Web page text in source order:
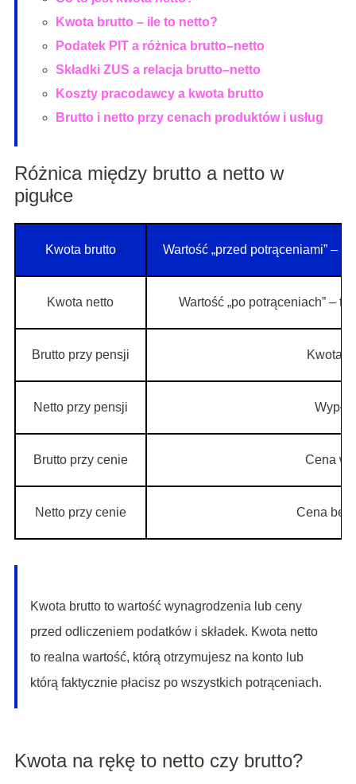
Kwota brutto – ile to netto?
Podatek PIT a różnica brutto–netto
Składki ZUS a relacja brutto–netto
Koszty pracodawcy a kwota brutto
Brutto i netto przy cenach produktów i usług
Różnica między brutto a netto w
pigułce
Kwota brutto Wartość „przed potrąceniami” –
Kwota netto Wartość „po potrąceniach” –
Brutto przy pensji Kwota z
Netto przy pensji
Brutto przy cenie Cena
Netto przy cenie Cena bez
Kwota brutto to wartość wynagrodzenia lub ceny
przed odliczeniem podatków i składek. Kwota netto
to realna wartość, którą otrzymujesz na konto lub
którą faktycznie płacisz po wszystkich potrąceniach.
Kwota na rękę to netto czy brutto?